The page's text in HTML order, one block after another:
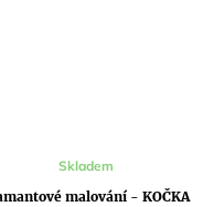
malování - KOČKA
Skladem